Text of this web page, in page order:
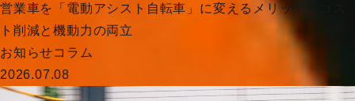
営業車を「電動アシスト自転車」に変えるメリット｜コス
ト削減と機動力の両立
お知らせコラム
2026.07.08